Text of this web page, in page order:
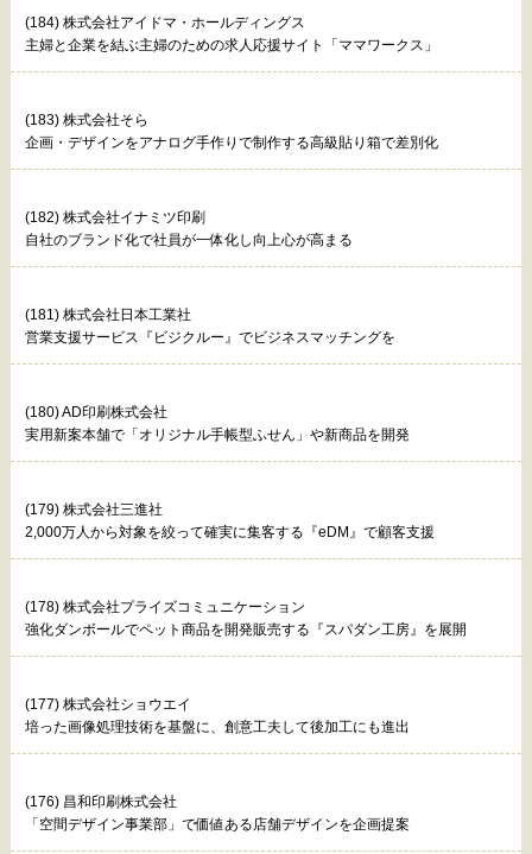
(184) 株式会社アイドマ・ホールディングス
主婦と企業を結ぶ主婦のための求人応援サイト「ママワークス」
(183) 株式会社そら
企画・デザインをアナログ手作りで制作する高級貼り箱で差別化
(182) 株式会社イナミツ印刷
自社のブランド化で社員が一体化し向上心が高まる
(181) 株式会社日本工業社
営業支援サービス『ビジクルー』でビジネスマッチングを
(180) AD印刷株式会社
実用新案本舗で「オリジナル手帳型ふせん」や新商品を開発
(179) 株式会社三進社
2,000万人から対象を絞って確実に集客する『eDM』で顧客支援
(178) 株式会社プライズコミュニケーション
強化ダンボールでペット商品を開発販売する『スパダン工房』を展開
(177) 株式会社ショウエイ
培った画像処理技術を基盤に、創意工夫して後加工にも進出
(176) 昌和印刷株式会社
「空間デザイン事業部」で価値ある店舗デザインを企画提案